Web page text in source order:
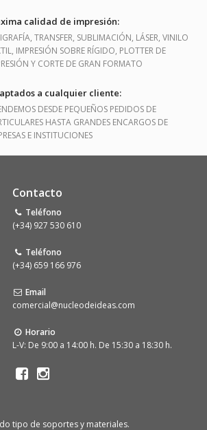
calidad de impresión:
TRANSFER, SUBLIMACIÓN, LÁSER, VINILO
IMPRESIÓN SOBRE RÍGIDO, PLOTTER DE
Y CORTE DE GRAN FORMATO
a cualquier cliente:
DESDE PEQUEÑOS PEDIDOS DE
HASTA GRANDES ENCARGOS DE
E INSTITUCIONES
Contacto
Teléfono
(+34) 927 530 610
Teléfono
(+34) 659 166 976
Email
comercial@nucleodeideas.com
Horario
L-V: De 9:00 a 14:00 h. De 15:30 a 18:30 h.
tipo de soportes y materiales.